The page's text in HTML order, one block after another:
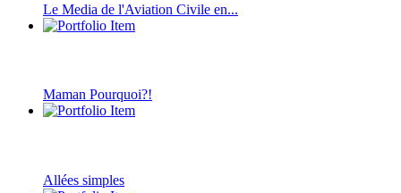
Le Media de l'Aviation Civile en...
Maman Pourquoi?!
Allées simples